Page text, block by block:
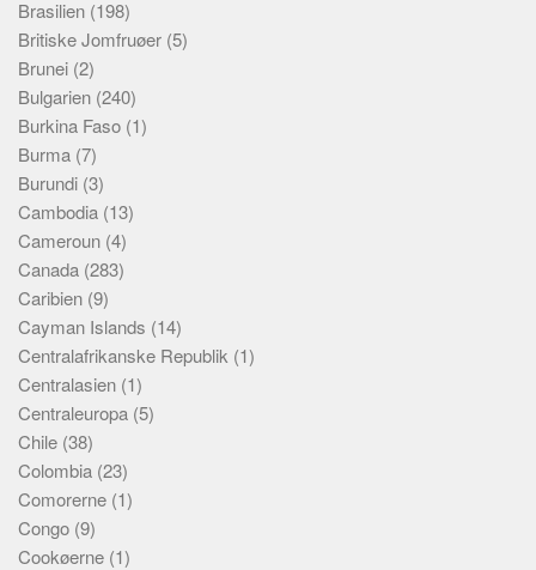
Brasilien (198)
Britiske Jomfruøer (5)
Brunei (2)
Bulgarien (240)
Burkina Faso (1)
Burma (7)
Burundi (3)
Cambodia (13)
Cameroun (4)
Canada (283)
Caribien (9)
Cayman Islands (14)
Centralafrikanske Republik (1)
Centralasien (1)
Centraleuropa (5)
Chile (38)
Colombia (23)
Comorerne (1)
Congo (9)
Cookøerne (1)